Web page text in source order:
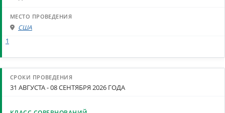
США
1
31 АВГУСТА - 08 СЕНТЯБРЯ 2026 ГОДА